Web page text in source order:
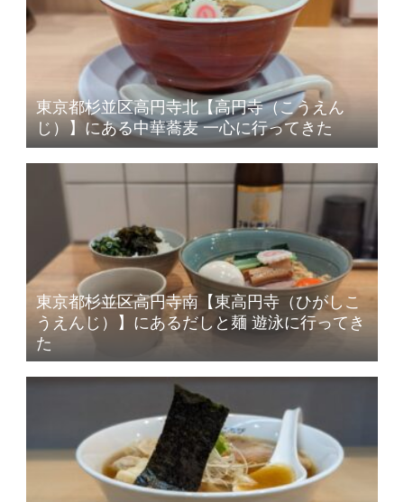
東京都杉並区高円寺北【高円寺（こうえん
じ）】にある中華蕎麦 一心に行ってきた
東京都杉並区高円寺南【東高円寺（ひがしこ
うえんじ）】にあるだしと麺 遊泳に行ってき
た